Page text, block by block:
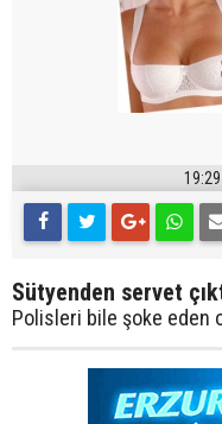
19:29
Sütyenden servet
Polisleri bile şoke eden